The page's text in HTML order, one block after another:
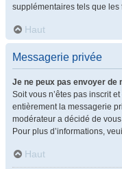
supplémentaires tels que les
Haut
Messagerie privée
Je ne peux pas envoyer de
Soit vous n’êtes pas inscrit
entièrement la messagerie
modérateur a décidé de
Pour plus d’informations,
Haut